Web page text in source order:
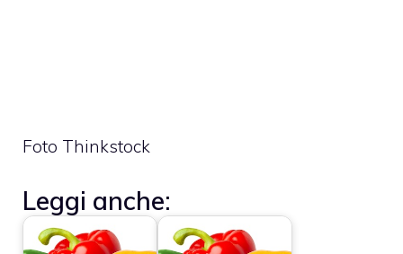
Foto Thinkstock
Leggi anche: